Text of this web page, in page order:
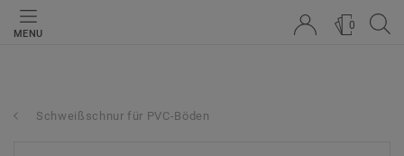
MENU
0
Schweißschnur für PVC-Böden